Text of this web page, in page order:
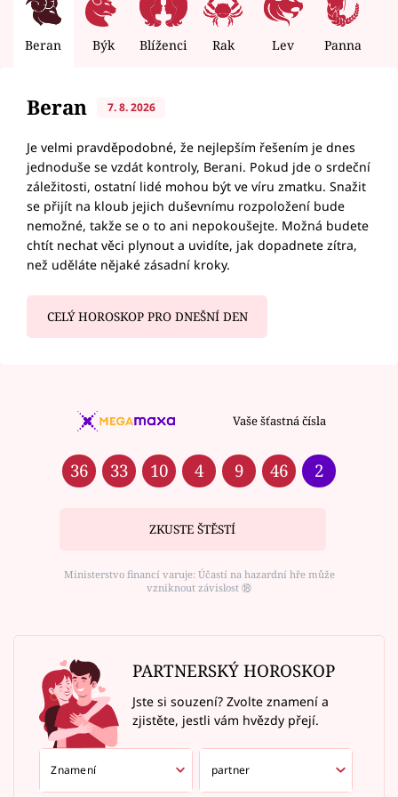
Beran Býk Blíženci Rak Lev Panna
Beran 7. 8. 2026
Je velmi pravděpodobné, že nejlepším řešením je dnes
jednoduše se vzdát kontroly, Berani. Pokud jde o srdeční
záležitosti, ostatní lidé mohou být ve víru zmatku. Snažit
se přijít na kloub jejich duševnímu rozpoložení bude
nemožné, takže se o to ani nepokoušejte. Možná budete
chtít nechat věci plynout a uvidíte, jak dopadnete zítra,
než uděláte nějaké zásadní kroky.
CELÝ HOROSKOP PRO DNEŠNÍ DEN
Vaše šťastná čísla
36 33 10 4 9 46 2
ZKUSTE ŠTĚSTÍ
Ministerstvo financí varuje: Účastí na hazardní hře může
vzniknout závislost ⑱
PARTNERSKÝ HOROSKOP
Jste si souzení? Zvolte znamení a
zjistěte, jestli vám hvězdy přejí.